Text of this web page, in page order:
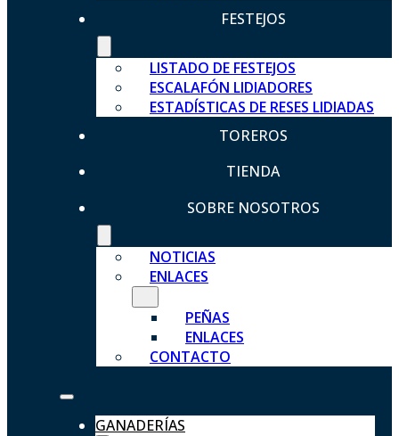
FESTEJOS
LISTADO DE FESTEJOS
ESCALAFÓN LIDIADORES
ESTADÍSTICAS DE RESES LIDIADAS
TOREROS
TIENDA
SOBRE NOSOTROS
NOTICIAS
ENLACES
PEÑAS
ENLACES
CONTACTO
GANADERÍAS